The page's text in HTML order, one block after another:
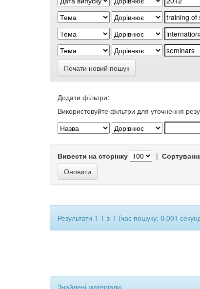
Почати новий пошук
Додати фільтри:
Використовуйте фільтри для уточнення
Вивести на сторінку |
Результати 1-1 зі 1 (час пошуку: 0.001
Знайдені матеріали: